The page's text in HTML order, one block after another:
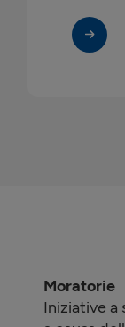
Moratorie
Iniziative